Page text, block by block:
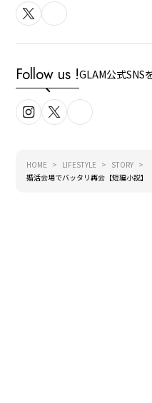
Follow us !GLAM公式SNS
HOME LIFESTYLE STORY
婚活会場でバッタリ再会【短編小説】